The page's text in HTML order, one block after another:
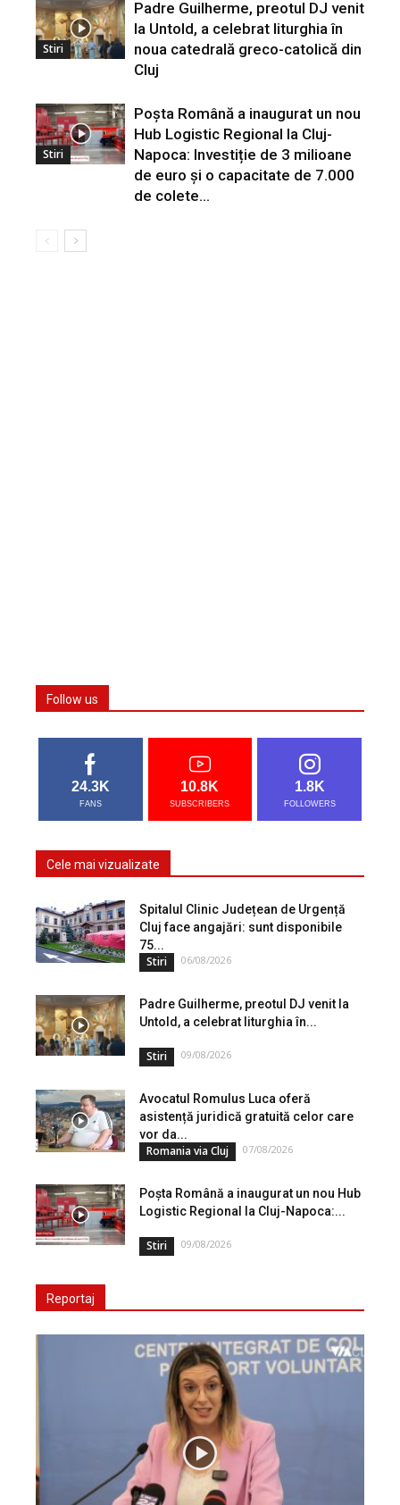
Stiri
Padre Guilherme, preotul DJ venit
la Untold, a celebrat liturghia în
noua catedrală greco-catolică din
Cluj
Stiri
Poșta Română a inaugurat un nou
Hub Logistic Regional la Cluj-
Napoca: Investiție de 3 milioane
de euro și o capacitate de 7.000
de colete...
Follow us
24.3K
FANS
10.8K
SUBSCRIBERS
1.8K
FOLLOWERS
Cele mai vizualizate
Spitalul Clinic Județean de Urgență
Cluj face angajări: sunt disponibile
75...
Stiri 06/08/2026
Padre Guilherme, preotul DJ venit la
Untold, a celebrat liturghia în...
Stiri 09/08/2026
Avocatul Romulus Luca oferă
asistență juridică gratuită celor care
vor da...
Romania via Cluj 07/08/2026
Poșta Română a inaugurat un nou Hub
Logistic Regional la Cluj-Napoca:...
Stiri 09/08/2026
Reportaj